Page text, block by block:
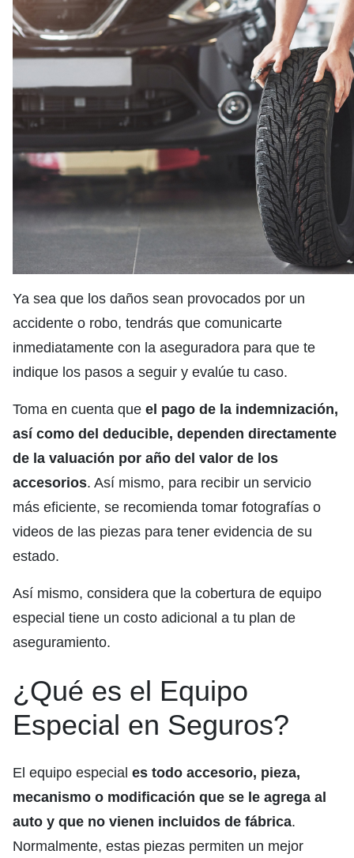
Ya sea que los daños sean provocados por un
accidente o robo, tendrás que comunicarte
inmediatamente con la aseguradora para que te
indique los pasos a seguir y evalúe tu caso.
Toma en cuenta que el pago de la indemnización,
así como del deducible, dependen directamente
de la valuación por año del valor de los
accesorios. Así mismo, para recibir un servicio
más eficiente, se recomienda tomar fotografías o
videos de las piezas para tener evidencia de su
estado.
Así mismo, considera que la cobertura de equipo
especial tiene un costo adicional a tu plan de
aseguramiento.
¿Qué es el Equipo
Especial en Seguros?
El equipo especial es todo accesorio, pieza,
mecanismo o modificación que se le agrega al
auto y que no vienen incluidos de fábrica.
Normalmente, estas piezas permiten un mejor